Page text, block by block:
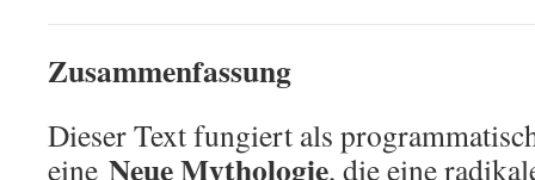
Zusammenfassung
Dieser Text fungiert als
eine Neue Mythologie, die eine